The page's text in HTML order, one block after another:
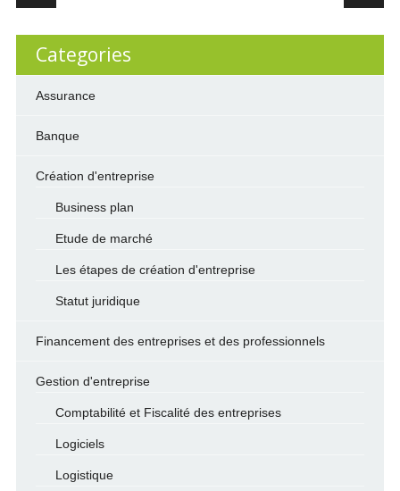
Categories
Assurance
Banque
Création d'entreprise
Business plan
Etude de marché
Les étapes de création d'entreprise
Statut juridique
Financement des entreprises et des professionnels
Gestion d'entreprise
Comptabilité et Fiscalité des entreprises
Logiciels
Logistique